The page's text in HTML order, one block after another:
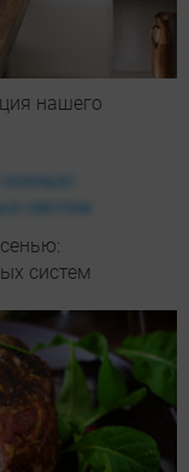
нашего
систем